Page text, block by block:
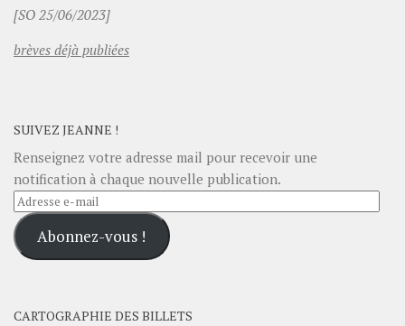
[SO 25/06/2023]
brèves déjà publiées
SUIVEZ JEANNE !
Renseignez votre adresse mail pour recevoir une
notification à chaque nouvelle publication.
Adresse
e-
mailAbonnez-vous !
CARTOGRAPHIE DES BILLETS